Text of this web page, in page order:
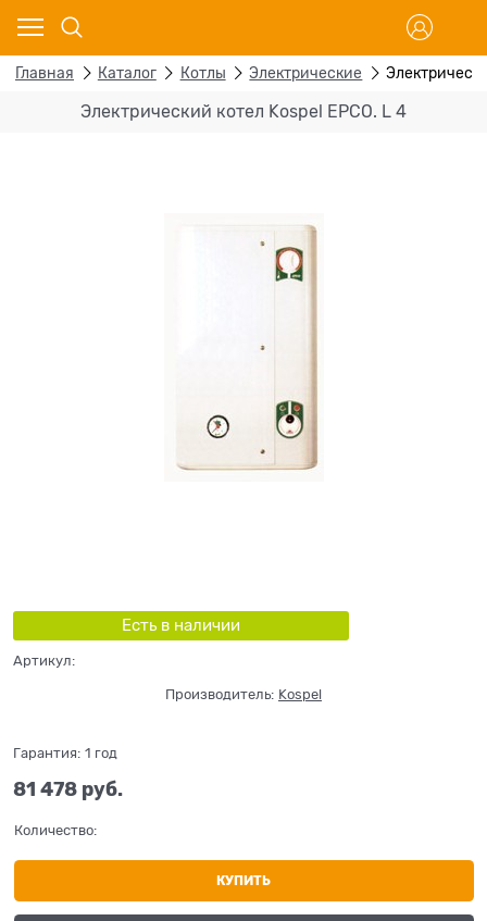
Главная Каталог Котлы Электрические
Электрический котел Kospel EPCO. L 4
Есть в наличии
Артикул:
Производитель: Kospel
Гарантия: 1 год
81 478 руб.
Количество:
КУПИТЬ